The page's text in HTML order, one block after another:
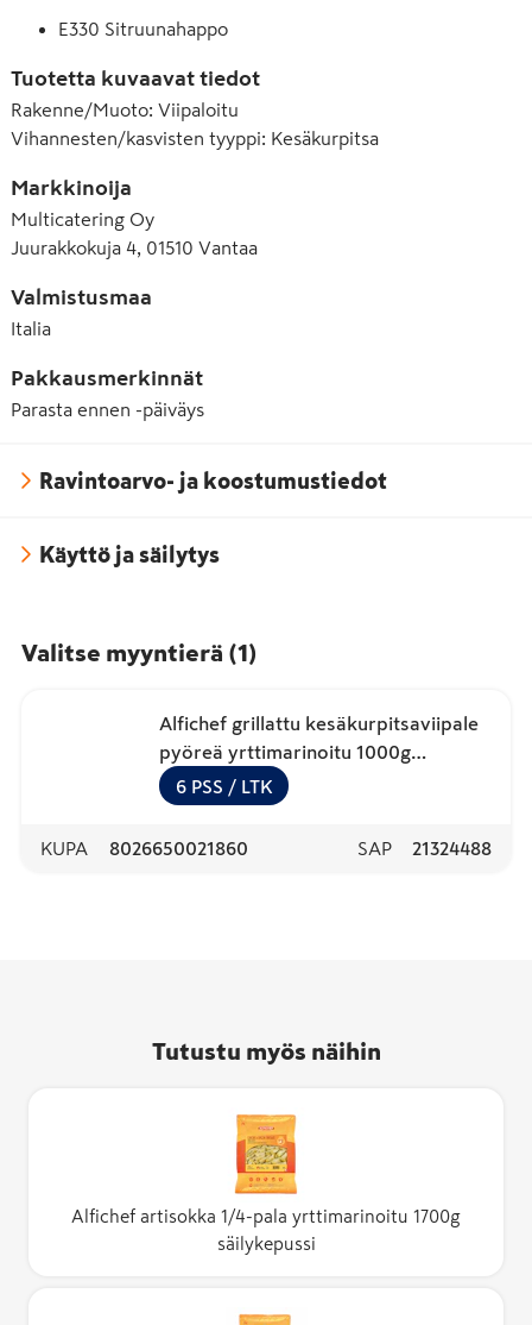
E330 Sitruunahappo
Tuotetta kuvaavat tiedot
Rakenne/Muoto: Viipaloitu
Vihannesten/kasvisten tyyppi: Kesäkurpitsa
Markkinoija
Multicatering Oy
Juurakkokuja 4, 01510 Vantaa
Valmistusmaa
Italia
Pakkausmerkinnät
Parasta ennen -päiväys
Ravintoarvo- ja koostumustiedot
Käyttö ja säilytys
Valitse myyntierä (1 )
Alfichef grillattu kesäkurpitsaviipale
pyöreä yrttimarinoitu 1000g
säilykepussi
6 PSS / LTK
KUPA 8026650021860 SAP 21324488
Tutustu myös näihin
Alfichef artisokka 1/4-pala yrttimarinoitu 1700g
säilykepussi